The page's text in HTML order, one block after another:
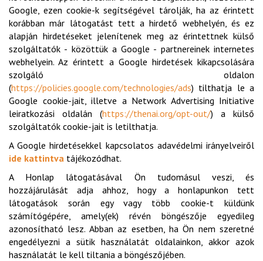
Google, ezen cookie-k segítségével tárolják, ha az érintett
korábban már látogatást tett a hirdető webhelyén, és ez
alapján hirdetéseket jelenítenek meg az érintettnek külső
szolgáltatók - közöttük a Google - partnereinek internetes
webhelyein. Az érintett a Google hirdetések kikapcsolására
szolgáló oldalon
(https://policies.google.com/technologies/ads) tilthatja le a
Google cookie-jait, illetve a Network Advertising Initiative
leiratkozási oldalán (https://thenai.org/opt-out/) a külső
szolgáltatók cookie-jait is letilthatja.
A Google hirdetésekkel kapcsolatos adavédelmi irányelveiről
ide kattintva tájékozódhat.
A Honlap látogatásával Ön tudomásul veszi, és
hozzájárulását adja ahhoz, hogy a honlapunkon tett
látogatások során egy vagy több cookie-t küldünk
számítógépére, amely(ek) révén böngészője egyedileg
azonosítható lesz. Abban az esetben, ha Ön nem szeretné
engedélyezni a sütik használatát oldalainkon, akkor azok
használatát le kell tiltania a böngészőjében.